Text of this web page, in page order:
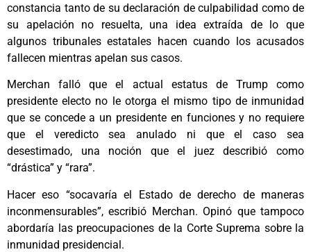
constancia tanto de su declaración de culpabilidad como de
su apelación no resuelta, una idea extraída de lo que
algunos tribunales estatales hacen cuando los acusados
fallecen mientras apelan sus casos.
Merchan falló que el actual estatus de Trump como
presidente electo no le otorga el mismo tipo de inmunidad
que se concede a un presidente en funciones y no requiere
que el veredicto sea anulado ni que el caso sea
desestimado, una noción que el juez describió como
“drástica” y “rara”.
Hacer eso “socavaría el Estado de derecho de maneras
inconmensurables”, escribió Merchan. Opinó que tampoco
abordaría las preocupaciones de la Corte Suprema sobre la
inmunidad presidencial.